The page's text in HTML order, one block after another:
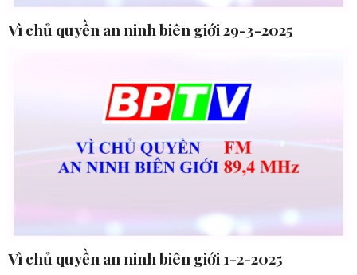
Vì chủ quyền an ninh biên giới 29-3-2025
Vì chủ quyền an ninh biên giới 1-2-2025